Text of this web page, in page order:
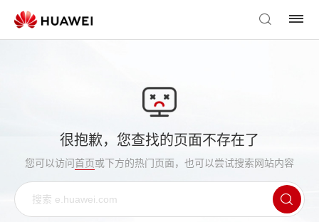
很抱歉，您查找的页面不存在了
您可以访问首页或下方的热门页面，也可以尝试搜索网站内容